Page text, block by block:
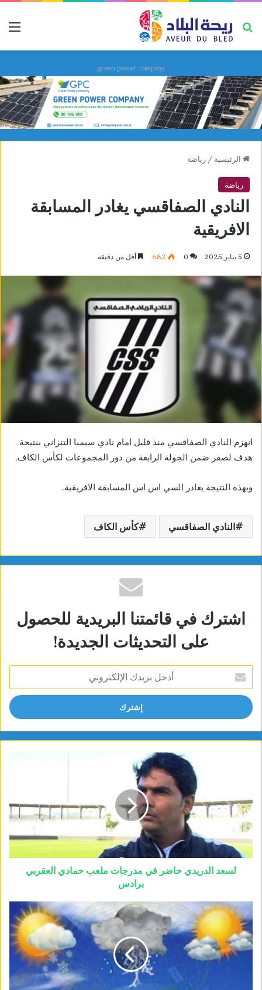
بحث عن
green power company
الرئيسية / رياضة
رياضة
النادي الصفاقسي يغادر المسابقة
الافريقية
5 يناير 2025 0
682 أقل من دقيقة
انهزم النادي الصفاقسي منذ قليل امام نادي سيمبا التنزاني بنتيجة
هدف لصفر ضمن الجولة الرابعة من دور المجموعات لكأس الكاف.
وبهذه النتيجة يغادر السي اس اس المسابقة الافريقية.
النادي الصفاقسي كأس الكاف
اشترك في قائمتنا البريدية للحصول
على التحديثات الجديدة!
بريدك
الإلكتروني
لسعد الدريدي حاضر في مدرجات ملعب حمادي العقربي
برادس